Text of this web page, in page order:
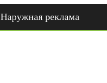
Наружная реклама